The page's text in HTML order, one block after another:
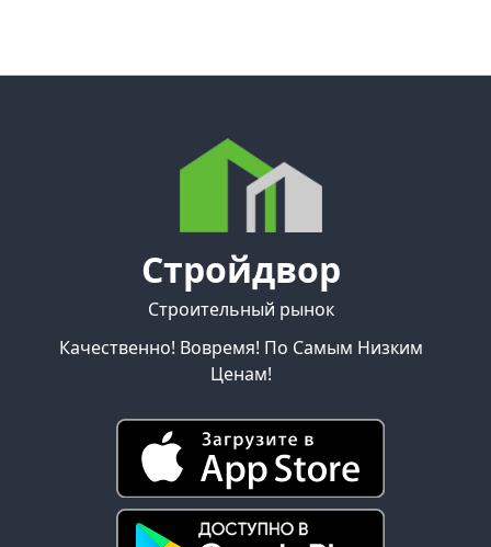
Стройдвор
Строительный рынок
Качественно! Вовремя! По Самым Низким
Ценам!